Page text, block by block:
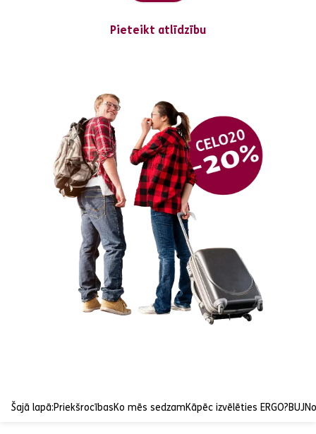
Pieteikt atlīdzību
Šajā lapā:PriekšrocībasKo mēs sedzamKāpēc izvēlēties ERGO?BUJ